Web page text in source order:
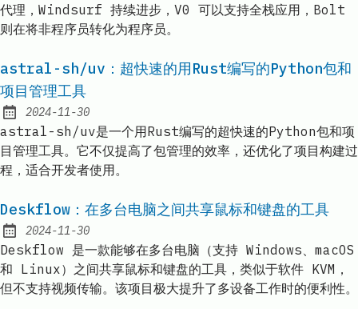
代理，Windsurf 持续进步，V0 可以支持全栈应用，Bolt
则在将非程序员转化为程序员。
astral-sh/uv：超快速的用Rust编写的Python包和
项目管理工具
Published:
2024-11-30
astral-sh/uv是一个用Rust编写的超快速的Python包和项
目管理工具。它不仅提高了包管理的效率，还优化了项目构建过
程，适合开发者使用。
Deskflow：在多台电脑之间共享鼠标和键盘的工具
Published:
2024-11-30
Deskflow 是一款能够在多台电脑（支持 Windows、macOS
和 Linux）之间共享鼠标和键盘的工具，类似于软件 KVM，
但不支持视频传输。该项目极大提升了多设备工作时的便利性。